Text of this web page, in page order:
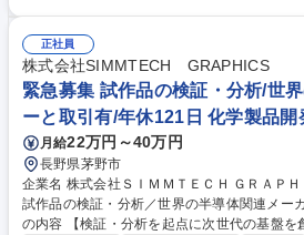
する施設と駅ビル、 オフィスビル・住宅新築および改修・増築など。
【特徴】社内の意匠設計担当者と連携をとりな
ピーディーな対応ができることが強みです。 募集職種 ◆構造設計◆＝JR
東日本建築設計事務所の協力会社・成長でき
正社員
株式会社SIMMTECH GRAPHICS
緊急募集 試作品の検証・分析/世
ーと取引有/年休121日 化学製品開
月給22万円～40万円
長野県茅野市
企業名 株式会社ＳＩＭＭＴＥＣＨ ＧＲＡＰＨＩＣＳ 求人名 ★
試作品の検証・分析／世界の半導体関連メーカ
の内容 【検証・分析を起点に次世代の基盤を